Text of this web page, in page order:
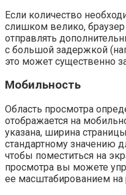
Если количество
слишком велико, браузер
отправлять
с большой задержкой
это может существенно
Мобильность
Область просмотра
отображается на
указана, ширина
стандартному значению
чтобы поместиться на
просмотра вы можете
ее масштабированием на